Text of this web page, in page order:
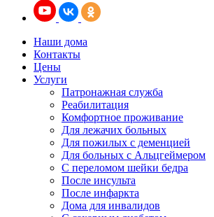
Наши дома
Контакты
Цены
Услуги
Патронажная служба
Реабилитация
Комфортное проживание
Для лежачих больных
Для пожилых с деменцией
Для больных с Альцгеймером
С переломом шейки бедра
После инсульта
После инфаркта
Дома для инвалидов